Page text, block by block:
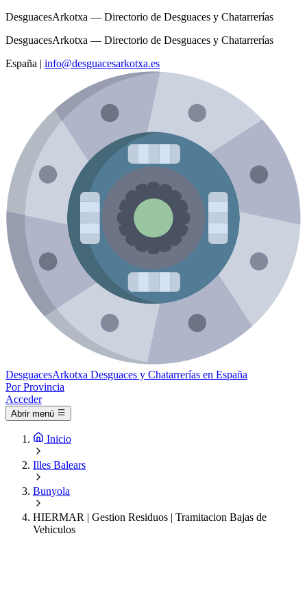
DesguacesArkotxa — Directorio de Desguaces y Chatarrerías
DesguacesArkotxa — Directorio de Desguaces y Chatarrerías
España | info@desguacesarkotxa.es
DesguacesArkotxa Desguaces y Chatarrerías en España
Por Provincia
Acceder
Abrir menú
Inicio
Illes Balears
Bunyola
HIERMAR | Gestion Residuos | Tramitacion Bajas de
Vehiculos